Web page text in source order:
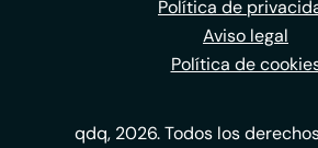
Política de
Aviso legal
Política de
qdq, 2026. Todos los